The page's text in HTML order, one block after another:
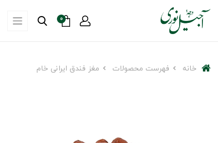
0
خانه فهرست محصولات مغز فندق ایرانی خام